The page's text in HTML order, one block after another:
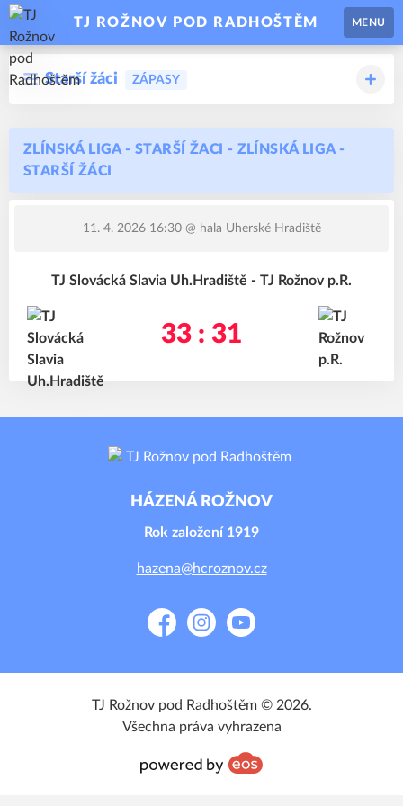
TJ ROŽNOV POD RADHOŠTĚM MENU
Starší žáci ZÁPASY
ZLÍNSKÁ LIGA - STARŠÍ ŽACI - ZLÍNSKÁ LIGA -
STARŠÍ ŽÁCI
11. 4. 2026 16:30@ hala Uherské Hradiště
TJ Slovácká Slavia Uh.Hradiště - TJ Rožnov p.R.
33 : 31
HÁZENÁ ROŽNOV
Rok založení 1919
hazena@hcroznov.cz
FacebookInstagramYouTube
TJ Rožnov pod Radhoštěm © 2026.
Všechna práva vyhrazena